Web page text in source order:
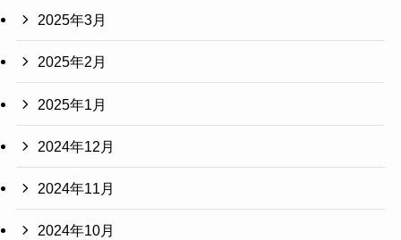
2025年3月
2025年2月
2025年1月
2024年12月
2024年11月
2024年10月